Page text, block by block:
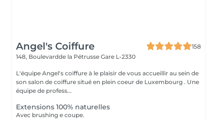
Angel's Coiffure
158
148, Boulevardde la Pétrusse Gare L-2330
L'équipe Angel's coiffure à le plaisir de vous accueillir au sein de
son salon de coiffure situé en plein coeur de Luxembourg . Une
équipe de profess...
Extensions 100% naturelles
Avec brushing e coupe.